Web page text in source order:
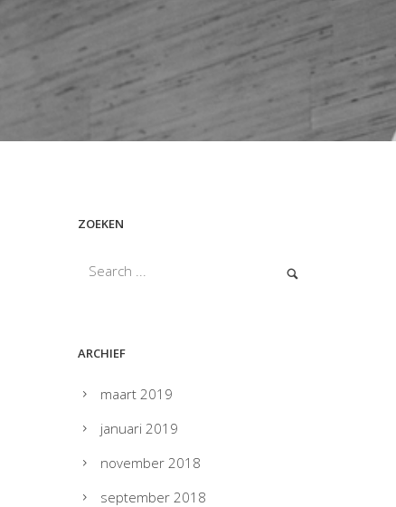
ZOEKEN
ARCHIEF
maart 2019
januari 2019
november 2018
september 2018